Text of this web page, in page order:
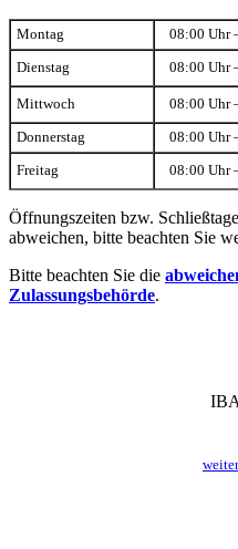
Montag 08:00 Uhr
Dienstag 08:00 Uhr
Mittwoch 08:00 Uhr
Donnerstag 08:00 Uhr
Freitag 08:00 Uhr
Öffnungszeiten bzw.
abweichen, bitte beachten Sie
Bitte beachten Sie die
Zulassungsbehörde.